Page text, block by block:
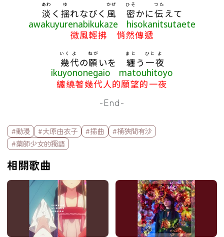
淡
あわ
く 揺
ゆ
れなびく 風
かぜ
密
ひそ
かに伝
つた
えて
awakuyurenabikukaze hisokanitsutaete
微風輕拂 悄然傳遞
幾
いく
代
よ
の願
ねが
いを 纏
まと
う 一
ひと
夜
よ
ikuyononegaio matouhitoyo
纏繞著幾代人的願望的一夜
-End-
標籤欄
#動漫 #大原由衣子 #插曲
#桶狹間有沙
#藥師少女的獨語
相關歌曲